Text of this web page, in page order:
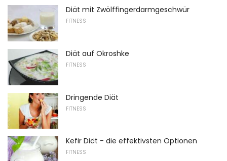
Diät mit Zwölffingerdarmgeschwür
FITNESS
Diät auf Okroshke
FITNESS
Dringende Diät
FITNESS
Kefir Diät - die effektivsten Optionen
FITNESS